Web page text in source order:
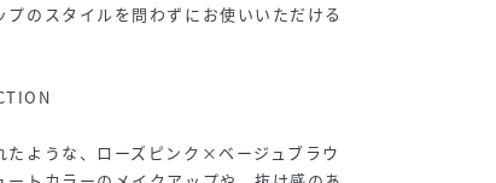
のスタイルを問わずにお使いいただける
ような、ローズピンク×ベージュブラウ